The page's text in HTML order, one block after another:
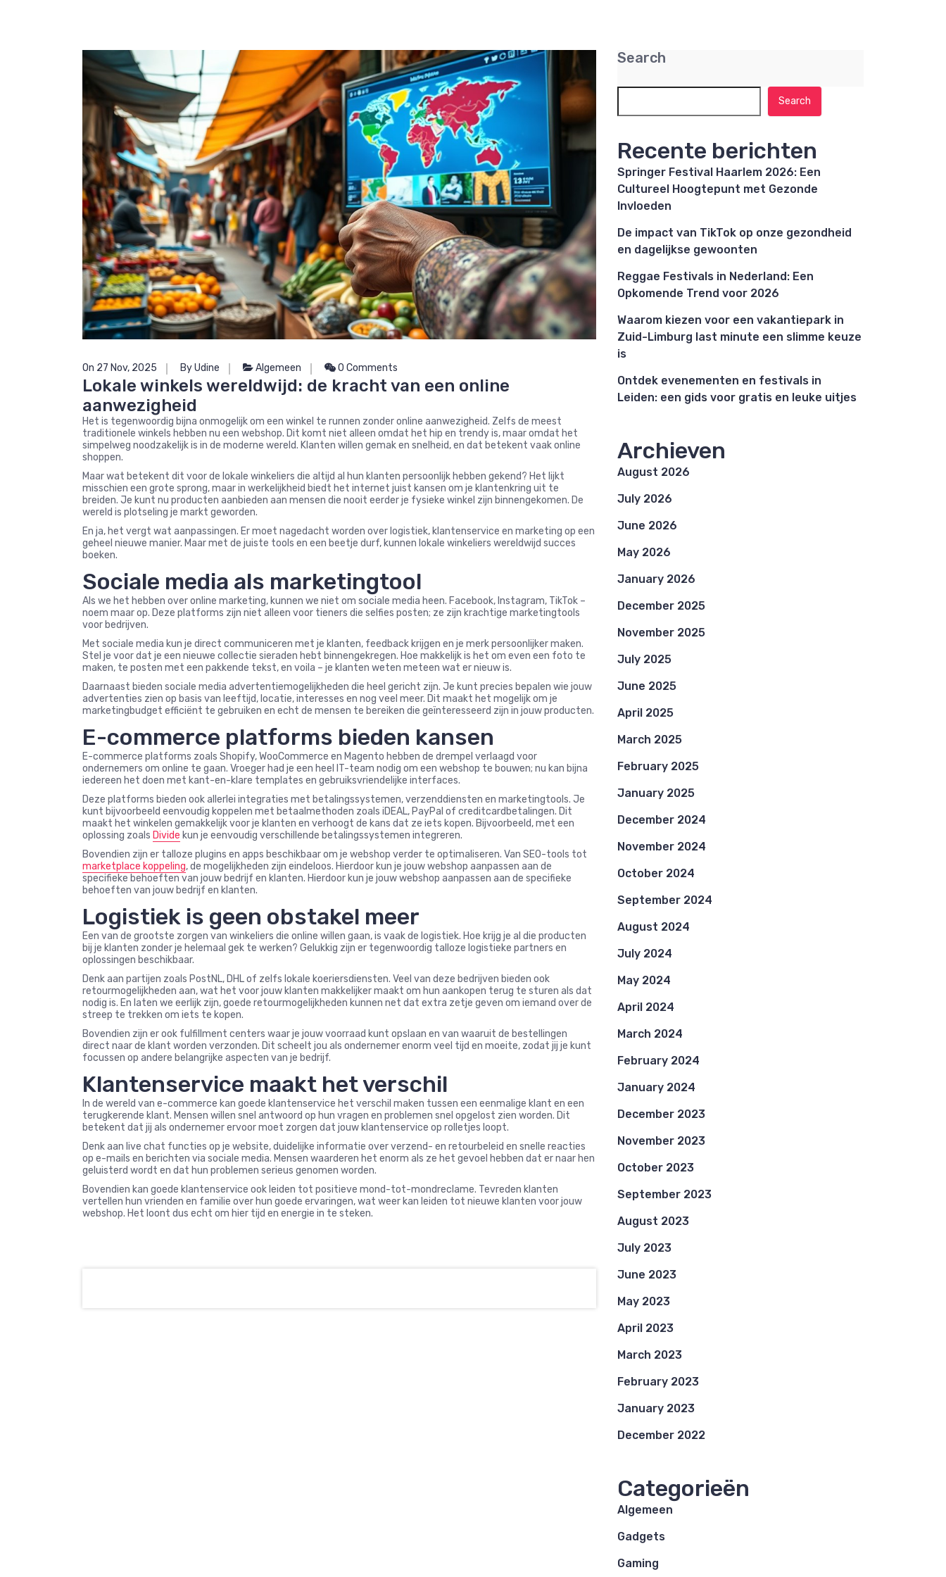
On 27 Nov, 2025 By Udine Algemeen 0 Comments
Lokale winkels wereldwijd: de kracht van een online
aanwezigheid
Het is tegenwoordig bijna onmogelijk om een winkel te runnen zonder online aanwezigheid. Zelfs de meest
traditionele winkels hebben nu een webshop. Dit komt niet alleen omdat het hip en trendy is, maar omdat het
simpelweg noodzakelijk is in de moderne wereld. Klanten willen gemak en snelheid, en dat betekent vaak online
shoppen.
Maar wat betekent dit voor de lokale winkeliers die altijd al hun klanten persoonlijk hebben gekend? Het lijkt
misschien een grote sprong, maar in werkelijkheid biedt het internet juist kansen om je klantenkring uit te
breiden. Je kunt nu producten aanbieden aan mensen die nooit eerder je fysieke winkel zijn binnengekomen. De
wereld is plotseling je markt geworden.
En ja, het vergt wat aanpassingen. Er moet nagedacht worden over logistiek, klantenservice en marketing op een
geheel nieuwe manier. Maar met de juiste tools en een beetje durf, kunnen lokale winkeliers wereldwijd succes
boeken.
Sociale media als marketingtool
Als we het hebben over online marketing, kunnen we niet om sociale media heen. Facebook, Instagram, TikTok –
noem maar op. Deze platforms zijn niet alleen voor tieners die selfies posten; ze zijn krachtige marketingtools
voor bedrijven.
Met sociale media kun je direct communiceren met je klanten, feedback krijgen en je merk persoonlijker maken.
Stel je voor dat je een nieuwe collectie sieraden hebt binnengekregen. Hoe makkelijk is het om even een foto te
maken, te posten met een pakkende tekst, en voila – je klanten weten meteen wat er nieuw is.
Daarnaast bieden sociale media advertentiemogelijkheden die heel gericht zijn. Je kunt precies bepalen wie jouw
advertenties zien op basis van leeftijd, locatie, interesses en nog veel meer. Dit maakt het mogelijk om je
marketingbudget efficiënt te gebruiken en echt de mensen te bereiken die geïnteresseerd zijn in jouw producten.
E-commerce platforms bieden kansen
E-commerce platforms zoals Shopify, WooCommerce en Magento hebben de drempel verlaagd voor
ondernemers om online te gaan. Vroeger had je een heel IT-team nodig om een webshop te bouwen; nu kan bijna
iedereen het doen met kant-en-klare templates en gebruiksvriendelijke interfaces.
Deze platforms bieden ook allerlei integraties met betalingssystemen, verzenddiensten en marketingtools. Je
kunt bijvoorbeeld eenvoudig koppelen met betaalmethoden zoals iDEAL, PayPal of creditcardbetalingen. Dit
maakt het winkelen gemakkelijk voor je klanten en verhoogt de kans dat ze iets kopen. Bijvoorbeeld, met een
oplossing zoals Divide kun je eenvoudig verschillende betalingssystemen integreren.
Bovendien zijn er talloze plugins en apps beschikbaar om je webshop verder te optimaliseren. Van SEO-tools tot
marketplace koppeling, de mogelijkheden zijn eindeloos. Hierdoor kun je jouw webshop aanpassen aan de
specifieke behoeften van jouw bedrijf en klanten. Hierdoor kun je jouw webshop aanpassen aan de specifieke
behoeften van jouw bedrijf en klanten.
Logistiek is geen obstakel meer
Een van de grootste zorgen van winkeliers die online willen gaan, is vaak de logistiek. Hoe krijg je al die producten
bij je klanten zonder je helemaal gek te werken? Gelukkig zijn er tegenwoordig talloze logistieke partners en
oplossingen beschikbaar.
Denk aan partijen zoals PostNL, DHL of zelfs lokale koeriersdiensten. Veel van deze bedrijven bieden ook
retourmogelijkheden aan, wat het voor jouw klanten makkelijker maakt om hun aankopen terug te sturen als dat
nodig is. En laten we eerlijk zijn, goede retourmogelijkheden kunnen net dat extra zetje geven om iemand over de
streep te trekken om iets te kopen.
Bovendien zijn er ook fulfillment centers waar je jouw voorraad kunt opslaan en van waaruit de bestellingen
direct naar de klant worden verzonden. Dit scheelt jou als ondernemer enorm veel tijd en moeite, zodat jij je kunt
focussen op andere belangrijke aspecten van je bedrijf.
Klantenservice maakt het verschil
In de wereld van e-commerce kan goede klantenservice het verschil maken tussen een eenmalige klant en een
terugkerende klant. Mensen willen snel antwoord op hun vragen en problemen snel opgelost zien worden. Dit
betekent dat jij als ondernemer ervoor moet zorgen dat jouw klantenservice op rolletjes loopt.
Denk aan live chat functies op je website, duidelijke informatie over verzend- en retourbeleid en snelle reacties
op e-mails en berichten via sociale media. Mensen waarderen het enorm als ze het gevoel hebben dat er naar hen
geluisterd wordt en dat hun problemen serieus genomen worden.
Bovendien kan goede klantenservice ook leiden tot positieve mond-tot-mondreclame. Tevreden klanten
vertellen hun vrienden en familie over hun goede ervaringen, wat weer kan leiden tot nieuwe klanten voor jouw
webshop. Het loont dus echt om hier tijd en energie in te steken.
Search
Search
Recente berichten
Springer Festival Haarlem 2026: Een
Cultureel Hoogtepunt met Gezonde
Invloeden
De impact van TikTok op onze gezondheid
en dagelijkse gewoonten
Reggae Festivals in Nederland: Een
Opkomende Trend voor 2026
Waarom kiezen voor een vakantiepark in
Zuid-Limburg last minute een slimme keuze
is
Ontdek evenementen en festivals in
Leiden: een gids voor gratis en leuke uitjes
Archieven
August 2026
July 2026
June 2026
May 2026
January 2026
December 2025
November 2025
July 2025
June 2025
April 2025
March 2025
February 2025
January 2025
December 2024
November 2024
October 2024
September 2024
August 2024
July 2024
May 2024
April 2024
March 2024
February 2024
January 2024
December 2023
November 2023
October 2023
September 2023
August 2023
July 2023
June 2023
May 2023
April 2023
March 2023
February 2023
January 2023
December 2022
Categorieën
Algemeen
Gadgets
Gaming